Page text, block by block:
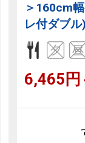
＞160cm
レ付ダブル)
6,465円